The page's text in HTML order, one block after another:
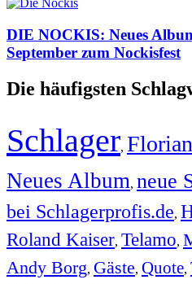
DIE NOCKIS: Neues
September zum Nockisfest
Die häufigsten
Schlager,
Neues Album, neue
bei Schlagerprofis.de,
Roland Kaiser, Telamo,
Andy Borg, Gäste, Quote,